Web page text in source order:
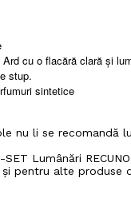
cu o flacără clară și
stup.
sintetice
nu li se recomandă
Lumânări
pentru alte produse